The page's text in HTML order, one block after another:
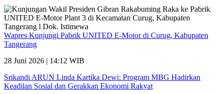
Wapres Kunjungi Pabrik UNITED E-Motor di Curug, Kabupaten
Tangerang
28 Juni 2026 | 14:12 WIB
Srikandi ARUN Linda Kartika Dewi: Program MBG Hadirkan
Keadilan Sosial dan Gerakkan Ekonomi Rakyat